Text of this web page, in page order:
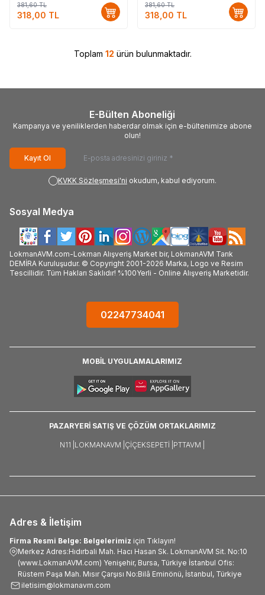
381,60TL
318,00 TL
Stick
381,60TL
318,00 TL
Toplam 12 ürün bulunmaktadır.
E-Bülten Aboneliği
Kampanya ve yeniliklerden haberdar olmak için e-bültenimize abone
olun!
Kayıt Ol
KVKK Sözleşmesi'ni okudum, kabul ediyorum.
Sosyal Medya
LokmanAVM.com-Lokman Alışveriş Market bir, LokmanAVM Tarık
DEMİRA Kuruluşudur. © Copyright 2001-2026 Marka, Logo ve Resim
Tescillidir. Tüm Hakları Saklıdır! %100Yerli - Online Alışveriş Marketidir.
02247734041
MOBİL UYGULAMALARIMIZ
PAZARYERİ SATIŞ VE ÇÖZÜM ORTAKLARIMIZ
N11 | LOKMANAVM | ÇIÇEKSEPETI | PTTAVM |
Adres & İletişim
Firma Resmi Belge: Belgelerimiz için Tıklayın!
Merkez Adres:Hıdırbali Mah. Hacı Hasan Sk. LokmanAVM Sit. No:10
(www.LokmanAVM.com) Yenişehir, Bursa, Türkiye İstanbul Ofis:
Rüstem Paşa Mah. Mısır Çarşısı No:Bilâ Eminönü, İstanbul, Türkiye
iletisim@lokmanavm.com